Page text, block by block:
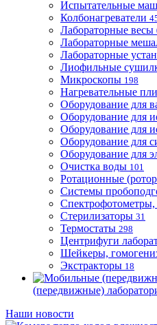
Испытательные
Колбонагреватели
Лабораторные весы
Лабораторные
Лабораторные
Лиофильные
Микроскопы 198
Нагревательные
Оборудование для
Оборудование для
Оборудование для
Оборудование для
Оборудование для
Очистка воды 101
Ротационные
Системы
Стерилизаторы 31
Термостаты 298
Центрифуги
Шейкеры,
Экстракторы 18
(передвижные)
Наши новости